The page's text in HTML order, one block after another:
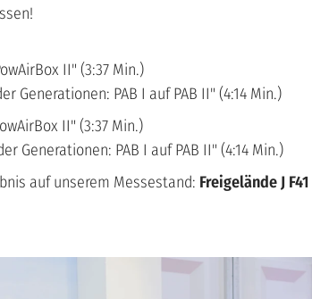
II" (3:37 Min.)
Generationen: PAB I auf PAB II" (4:14 Min.)
II" (3:37 Min.)
Generationen: PAB I auf PAB II" (4:14 Min.)
auf unserem Messestand: Freigelände J F41